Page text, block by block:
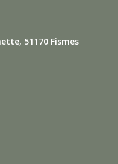
51170 Fismes